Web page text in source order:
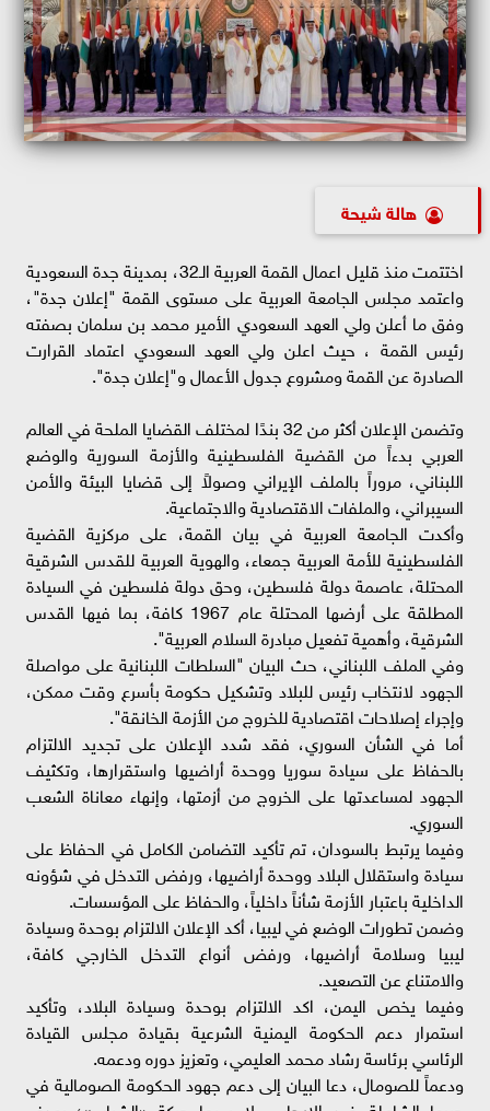
هالة شيحة
اختتمت منذ قليل اعمال القمة العربية الـ32، بمدينة جدة السعودية
واعتمد مجلس الجامعة العربية على مستوى القمة "إعلان جدة"،
وفق ما أعلن ولي العهد السعودي الأمير محمد بن سلمان بصفته
رئيس القمة ، حيث اعلن ولي العهد السعودي اعتماد القرارت
الصادرة عن القمة ومشروع جدول الأعمال و"إعلان جدة".
وتضمن الإعلان أكثر من 32 بندًا لمختلف القضايا الملحة في العالم
العربي بدءاً من القضية الفلسطينية والأزمة السورية والوضع
اللبناني، مروراً بالملف الإيراني وصولاً إلى قضايا البيئة والأمن
السيبراني، والملفات الاقتصادية والاجتماعية.
وأكدت الجامعة العربية في بيان القمة، على مركزية القضية
الفلسطينية للأمة العربية جمعاء، والهوية العربية للقدس الشرقية
المحتلة، عاصمة دولة فلسطين، وحق دولة فلسطين في السيادة
المطلقة على أرضها المحتلة عام 1967 كافة، بما فيها القدس
الشرقية، وأهمية تفعيل مبادرة السلام العربية".
وفي الملف اللبناني، حث البيان "السلطات اللبنانية على مواصلة
الجهود لانتخاب رئيس للبلاد وتشكيل حكومة بأسرع وقت ممكن،
وإجراء إصلاحات اقتصادية للخروج من الأزمة الخانقة".
أما في الشأن السوري، فقد شدد الإعلان على تجديد الالتزام
بالحفاظ على سيادة سوريا ووحدة أراضيها واستقرارها، وتكثيف
الجهود لمساعدتها على الخروج من أزمتها، وإنهاء معاناة الشعب
السوري.
وفيما يرتبط بالسودان، تم تأكيد التضامن الكامل في الحفاظ على
سيادة واستقلال البلاد ووحدة أراضيها، ورفض التدخل في شؤونه
الداخلية باعتبار الأزمة شأناً داخلياً، والحفاظ على المؤسسات.
وضمن تطورات الوضع في ليبيا، أكد الإعلان الالتزام بوحدة وسيادة
ليبيا وسلامة أراضيها، ورفض أنواع التدخل الخارجي كافة،
والامتناع عن التصعيد.
وفيما يخص اليمن، اكد الالتزام بوحدة وسيادة البلاد، وتأكيد
استمرار دعم الحكومة اليمنية الشرعية بقيادة مجلس القيادة
الرئاسي برئاسة رشاد محمد العليمي، وتعزيز دوره ودعمه.
ودعماً للصومال، دعا البيان إلى دعم جهود الحكومة الصومالية في